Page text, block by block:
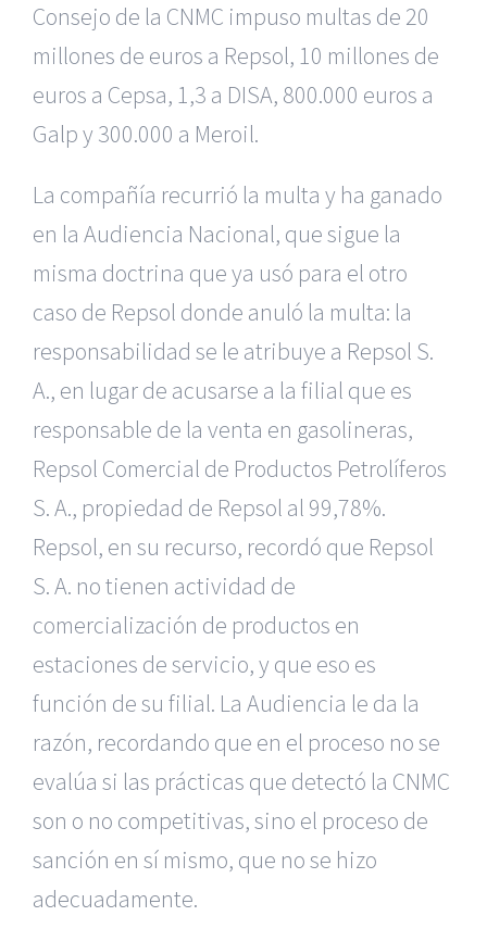
Consejo de la CNMC impuso multas de 20
millones de euros a Repsol, 10 millones de
euros a Cepsa, 1,3 a DISA, 800.000 euros a
Galp y 300.000 a Meroil.
La compañía recurrió la multa y ha ganado
en la Audiencia Nacional, que sigue la
misma doctrina que ya usó para el otro
caso de Repsol donde anuló la multa: la
responsabilidad se le atribuye a Repsol S.
A., en lugar de acusarse a la filial que es
responsable de la venta en gasolineras,
Repsol Comercial de Productos Petrolíferos
S. A., propiedad de Repsol al 99,78%.
Repsol, en su recurso, recordó que Repsol
S. A. no tienen actividad de
comercialización de productos en
estaciones de servicio, y que eso es
función de su filial. La Audiencia le da la
razón, recordando que en el proceso no se
evalúa si las prácticas que detectó la CNMC
son o no competitivas, sino el proceso de
sanción en sí mismo, que no se hizo
adecuadamente.
|Reclamación de Accidentes en Murcia|Reclamación
de Accidentes en Madrid|BGD Abogados Madrid